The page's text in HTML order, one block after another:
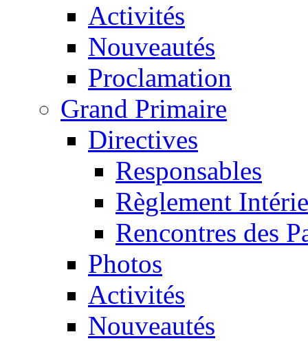
Activités
Nouveautés
Proclamation
Grand Primaire
Directives
Responsables
Règlement
Rencontres des
Photos
Activités
Nouveautés